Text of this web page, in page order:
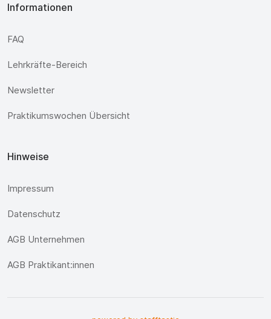
Informationen
FAQ
Lehrkräfte-Bereich
Newsletter
Praktikumswochen Übersicht
Hinweise
Impressum
Datenschutz
AGB Unternehmen
AGB Praktikant:innen